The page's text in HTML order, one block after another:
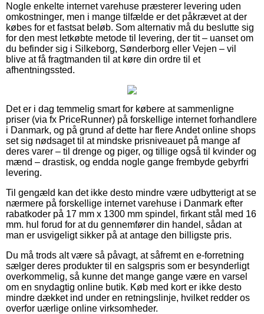
Nogle enkelte internet varehuse præsterer levering uden
omkostninger, men i mange tilfælde er det påkrævet at der
købes for et fastsat beløb. Som alternativ må du beslutte sig
for den mest letkøbte metode til levering, der tit – uanset om
du befinder sig i Silkeborg, Sønderborg eller Vejen – vil
blive at få fragtmanden til at køre din ordre til et
afhentningssted.
Det er i dag temmelig smart for købere at sammenligne
priser (via fx PriceRunner) på forskellige internet forhandlere
i Danmark, og på grund af dette har flere Andet online shops
set sig nødsaget til at mindske prisniveauet på mange af
deres varer – til drenge og piger, og tillige også til kvinder og
mænd – drastisk, og endda nogle gange frembyde gebyrfri
levering.
Til gengæld kan det ikke desto mindre være udbytterigt at se
nærmere på forskellige internet varehuse i Danmark efter
rabatkoder på 17 mm x 1300 mm spindel, firkant stål med 16
mm. hul forud for at du gennemfører din handel, sådan at
man er usvigeligt sikker på at antage den billigste pris.
Du må trods alt være så påvagt, at såfremt en e-forretning
sælger deres produkter til en salgspris som er besynderligt
overkommelig, så kunne det mange gange være en varsel
om en snydagtig online butik. Køb med kort er ikke desto
mindre dækket ind under en retningslinje, hvilket redder os
overfor uærlige online virksomheder.